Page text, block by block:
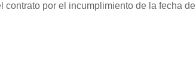
por el incumplimiento de la fecha de